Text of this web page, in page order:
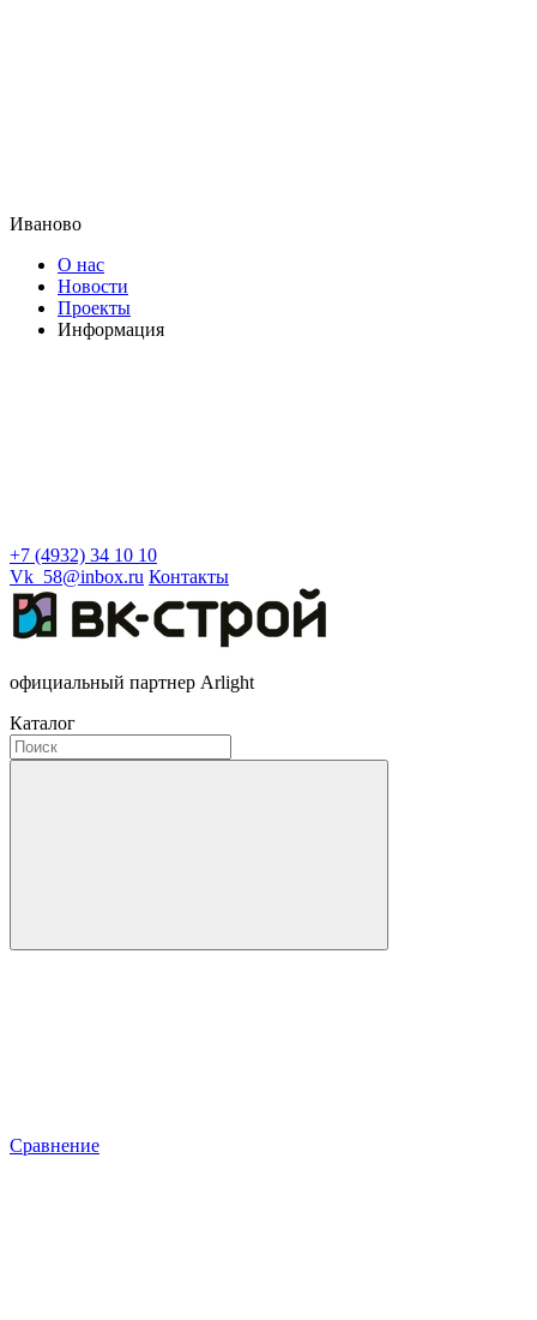
Иваново
О нас
Новости
Проекты
Информация
+7 (4932) 34 10 10
Vk_58@inbox.ru Контакты
официальный партнер Arlight
Каталог
Сравнение